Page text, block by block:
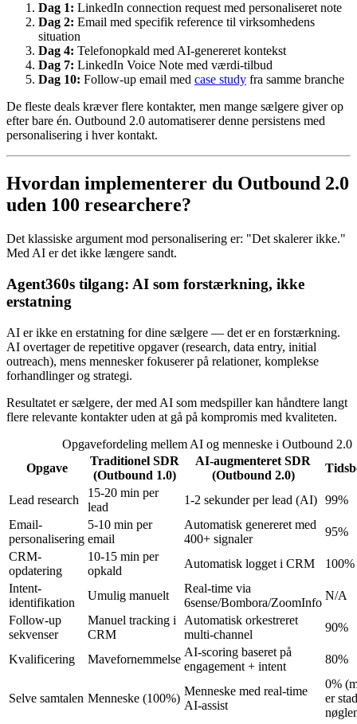
Dag 1: LinkedIn connection request med personaliseret note
Dag 2: Email med specifik reference til virksomhedens
situation
Dag 4: Telefonopkald med AI-genereret kontekst
Dag 7: LinkedIn Voice Note med værdi-tilbud
Dag 10: Follow-up email med case study fra samme branche
De fleste deals kræver flere kontakter, men mange sælgere giver op
efter bare én. Outbound 2.0 automatiserer denne persistens med
personalisering i hver kontakt.
Hvordan implementerer du Outbound 2.0
uden 100 researchere?
Det klassiske argument mod personalisering er: "Det skalerer ikke."
Med AI er det ikke længere sandt.
Agent360s tilgang: AI som forstærkning, ikke
erstatning
AI er ikke en erstatning for dine sælgere — det er en forstærkning.
AI overtager de repetitive opgaver (research, data entry, initial
outreach), mens mennesker fokuserer på relationer, komplekse
forhandlinger og strategi.
Resultatet er sælgere, der med AI som medspiller kan håndtere langt
flere relevante kontakter uden at gå på kompromis med kvaliteten.
Opgavefordeling mellem AI og menneske i Outbound 2.0
Opgave
Traditionel SDR
(Outbound 1.0)
AI-augmenteret SDR
(Outbound 2.0)
Lead research
15-20 min per
lead
1-2 sekunder per lead (AI) 99%
Email-
personalisering
5-10 min per
email
Automatisk genereret med
400+ signaler
95%
CRM-
opdatering
10-15 min per
opkald
Automatisk logget i CRM
100%
Intent-
identifikation
Umulig manuelt
Real-time via
6sense/Bombora/ZoomInfo
N/A
Follow-up
sekvenser
Manuel tracking i
CRM
Automatisk orkestreret
multi-channel
90%
Kvalificering Mavefornemmelse
AI-scoring baseret på
engagement + intent
80%
Selve samtalen Menneske (100%)
Menneske med real-time
AI-assist
0%
er